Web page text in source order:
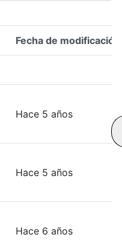
Fecha de modificación
Hace 5 años
Hace 5 años
Hace 6 años